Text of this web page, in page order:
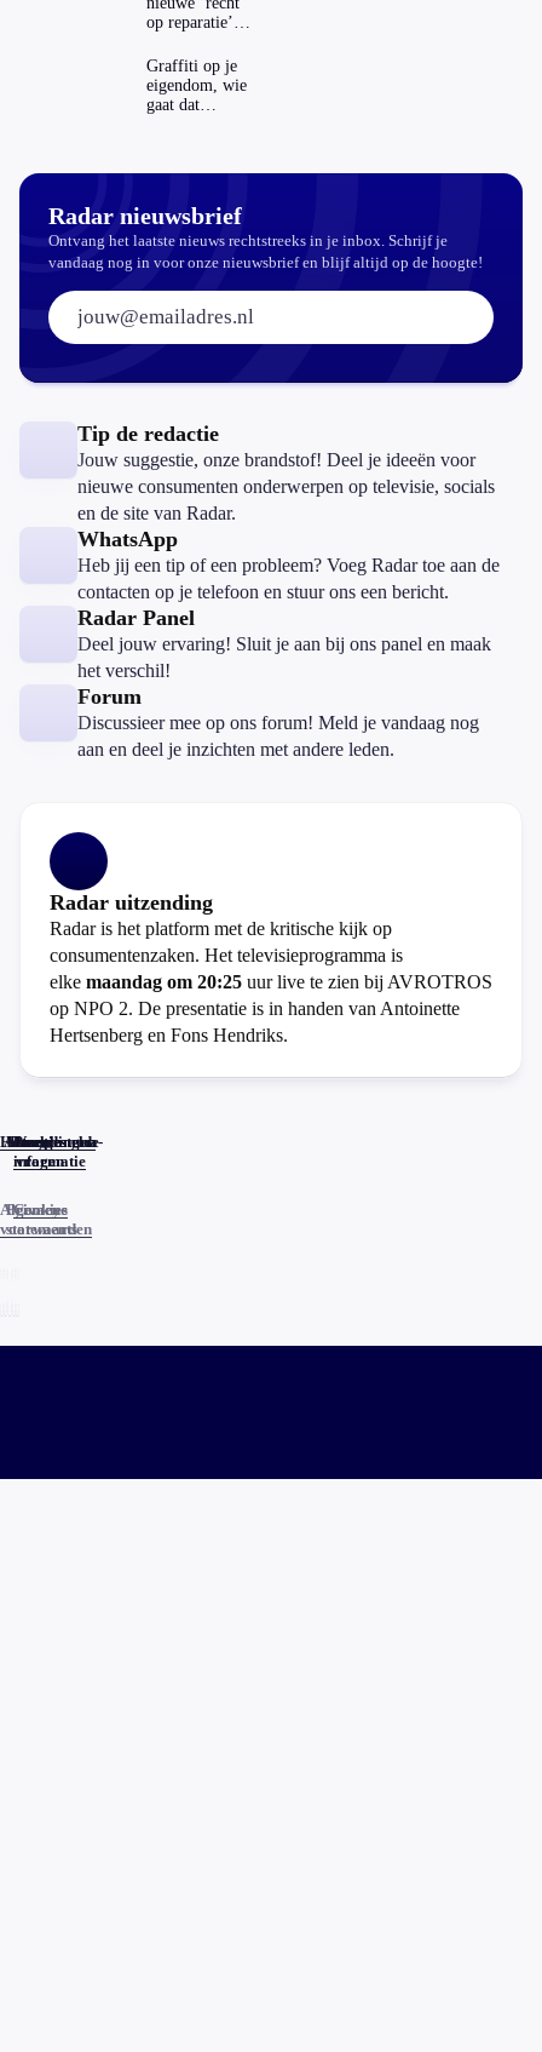
op reparatie’
echt
aantrekkelijker?
Graffiti op je
eigendom, wie
gaat dat
Radar nieuwsbrief
Ontvang het laatste nieuws rechtstreeks in je inbox. Schrijf je
vandaag nog in voor onze nieuwsbrief en blijf altijd op de hoogte!
E-mailadres:
Tip de redactie
Jouw suggestie, onze brandstof! Deel je ideeën voor
nieuwe consumenten onderwerpen op televisie, socials
en de site van Radar.
WhatsApp
Heb jij een tip of een probleem? Voeg Radar toe aan de
contacten op je telefoon en stuur ons een bericht.
Radar Panel
Deel jouw ervaring! Sluit je aan bij ons panel en maak
het verschil!
Forum
Discussieer mee op ons forum! Meld je vandaag nog
aan en deel je inzichten met andere leden.
Radar uitzending
Radar is het platform met de kritische kijk op
consumentenzaken. Het televisieprogramma is
elke maandag om 20:25 uur live te zien bij AVROTROS
op NPO 2. De presentatie is in handen van Antoinette
Hertsenberg en Fons Hendriks.
Home
Actueel
Uitzendingen
Reacties
Programma-
informatie
Veelgestelde
vragen
Algemene
voorwaarden
Privacy
statements
Cookies